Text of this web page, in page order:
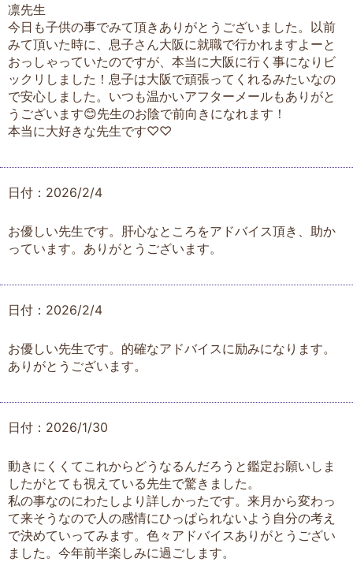
凛先生
今日も子供の事でみて頂きありがとうございました。以前
みて頂いた時に、息子さん大阪に就職で行かれますよーと
おっしゃっていたのですが、本当に大阪に行く事になりビ
ックリしました！息子は大阪で頑張ってくれるみたいなの
で安心しました。いつも温かいアフターメールもありがと
うございます😊先生のお陰で前向きになれます！
本当に大好きな先生です♡♡
日付：2026/2/4
お優しい先生です。肝心なところをアドバイス頂き、助か
っています。ありがとうございます。
日付：2026/2/4
お優しい先生です。的確なアドバイスに励みになります。
ありがとうございます。
日付：2026/1/30
動きにくくてこれからどうなるんだろうと鑑定お願いしま
したがとても視えている先生で驚きました。
私の事なのにわたしより詳しかったです。来月から変わっ
て来そうなので人の感情にひっぱられないよう自分の考え
で決めていってみます。色々アドバイスありがとうござい
ました。今年前半楽しみに過ごします。